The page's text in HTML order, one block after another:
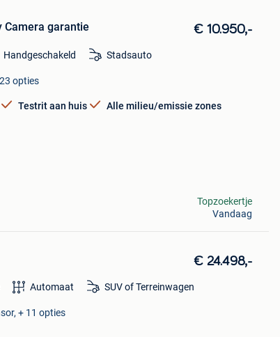
Camera garantie € 10.950,-
Handgeschakeld Stadsauto
opties
Testrit aan huis Alle milieu/emissie zones
Topzoekertje
Vandaag
€ 24.498,-
Automaat SUV of Terreinwagen
+ 11 opties